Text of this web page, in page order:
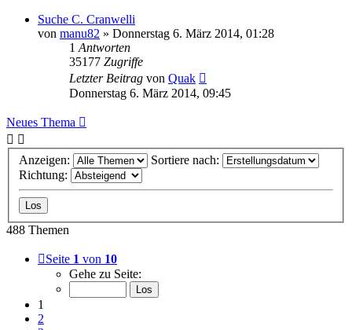
Suche C. Cranwelli
von manu82 » Donnerstag 6. März 2014, 01:28
1 Antworten
35177 Zugriffe
Letzter Beitrag von Quak
Donnerstag 6. März 2014, 09:45
Neues Thema
Anzeigen:
Sortiere nach:
Richtung:
488 Themen
Seite 1 von 10
Gehe zu Seite:
1
2